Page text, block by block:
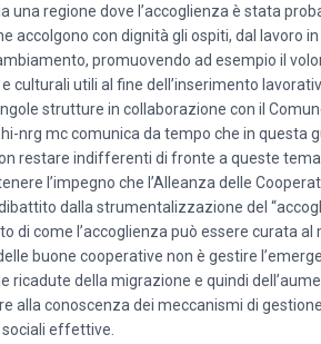
una regione dove l’accoglienza è stata
accolgono con dignità gli ospiti, dal lavoro
promuovendo ad esempio il
culturali utili al fine dell’inserimento
strutture in collaborazione con il
nrg mc comunica da tempo che in
restare indifferenti di fronte a queste
l’impegno che l’Alleanza delle
dalla strumentalizzazione del
di come l’accoglienza può essere curata
buone cooperative non è gestire
ricadute della migrazione e quindi
alla conoscenza dei meccanismi di
effettive.